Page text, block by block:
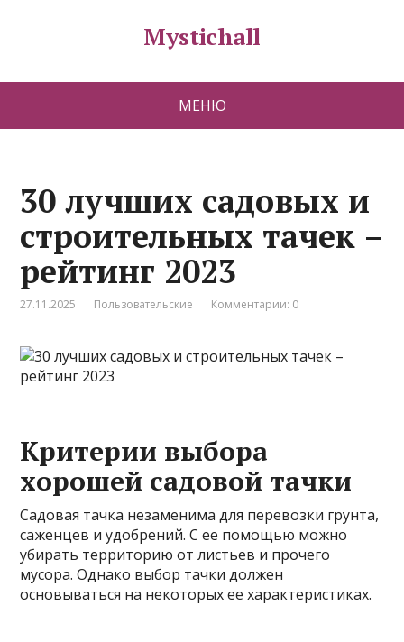
Mystichall
МЕНЮ
30 лучших садовых и
строительных тачек –
рейтинг 2023
27.11.2025 Пользовательские Комментарии: 0
Критерии выбора
хорошей садовой тачки
Садовая тачка незаменима для перевозки грунта,
саженцев и удобрений. С ее помощью можно
убирать территорию от листьев и прочего
мусора. Однако выбор тачки должен
основываться на некоторых ее характеристиках.